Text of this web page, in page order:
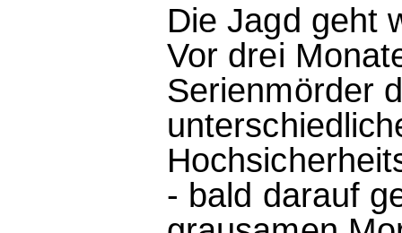
Die Jagd geht
Vor drei
Serienmörder
- bald darauf